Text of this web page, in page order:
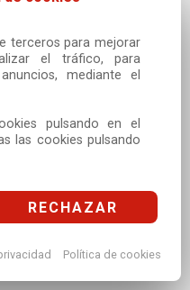
terceros para mejorar
el tráfico, para
mediante el
pulsando en el
las cookies pulsando
RECHAZAR
Política de cookies